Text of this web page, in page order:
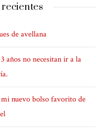
de avellana
años no necesitan ir a la
nuevo bolso favorito de